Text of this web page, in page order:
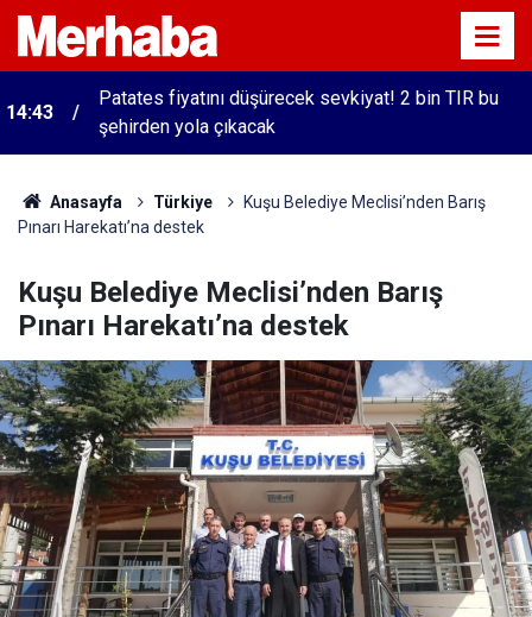
14:43
Patates fiyatını düşürecek sevkiyat! 2 bin TIR bu
şehirden yola çıkacak
Anasayfa Türkiye
Kuşu Belediye Meclisi’nden Barış
Pınarı Harekatı’na destek
Kuşu Belediye Meclisi’nden Barış
Pınarı Harekatı’na destek